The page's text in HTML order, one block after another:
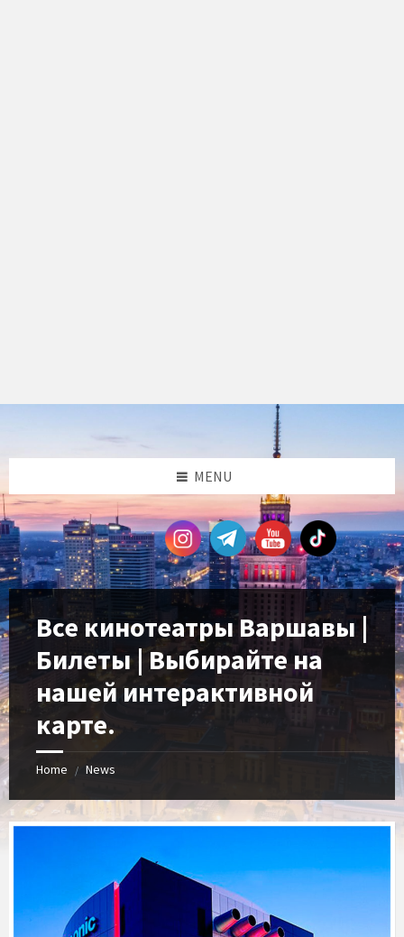
sidebar
sidebar
MENU
Все кинотеатры Варшавы |
Билеты | Выбирайте на
нашей интерактивной
карте.
Home / News